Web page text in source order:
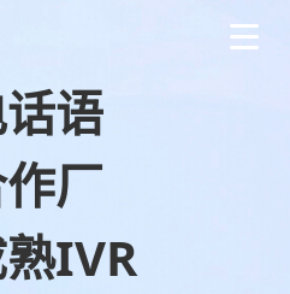
语
厂
IVR